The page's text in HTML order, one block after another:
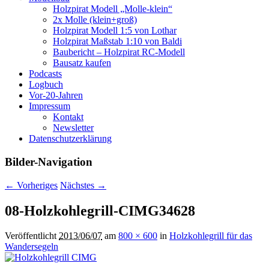
Holzpirat Modell „Molle-klein“
2x Molle (klein+groß)
Holzpirat Modell 1:5 von Lothar
Holzpirat Maßstab 1:10 von Baldi
Baubericht – Holzpirat RC-Modell
Bausatz kaufen
Podcasts
Logbuch
Vor-20-Jahren
Impressum
Kontakt
Newsletter
Datenschutzerklärung
Bilder-Navigation
← Vorheriges Nächstes →
08-Holzkohlegrill-CIMG34628
Veröffentlicht2013/06/07 am 800 × 600 in Holzkohlegrill für das
Wandersegeln